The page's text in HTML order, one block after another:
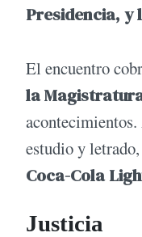
Presidencia,
El encuentro
la
estudio y
Coca-Cola
Justicia